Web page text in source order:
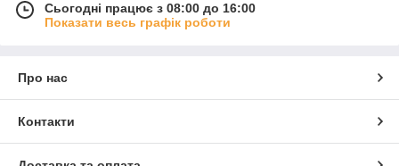
Сьогодні працює з 08:00 до 16:00
Показати весь графік роботи
Про нас
Контакти